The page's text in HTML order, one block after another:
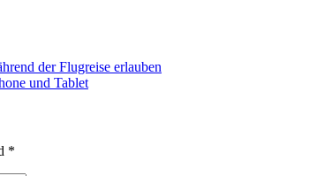
der Flugreise erlauben
und Tablet
*